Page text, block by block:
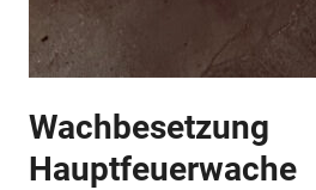
Wachbesetzung
Hauptfeuerwache